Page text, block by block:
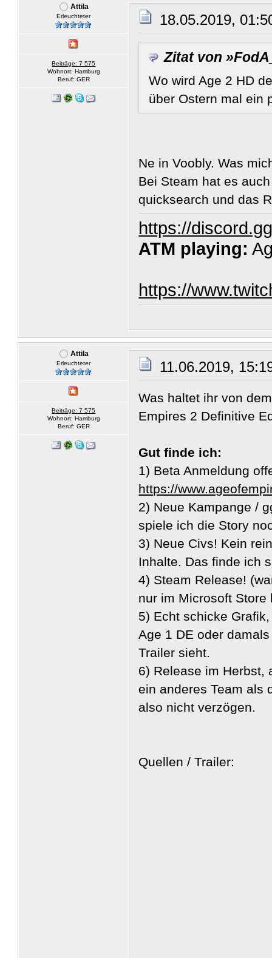
Attila
Erleuchteter
Beiträge: 7 575
Wohnort: Hamburg
Beruf: GER
18.05.2019,
Zitat von
Wo wird Age 2 HD
über Ostern mal ein
Ne in Voobly. Was
Bei Steam hat es
quicksearch und das
https://
ATM playing:
https://
Attila
Erleuchteter
Beiträge: 7 575
Wohnort: Hamburg
Beruf: GER
11.06.2019,
Was haltet ihr von
Empires 2 Definitive
Gut finde ich:
1) Beta Anmeldung
https://
2) Neue Kampange /
spiele ich die Story
3) Neue Civs! Kein
Inhalte. Das finde ich
4) Steam Release!
nur im Microsoft
5) Echt schicke
Age 1 DE oder
Trailer sieht.
6) Release im Herbst,
ein anderes Team als
also nicht verzögen.
Quellen / Trailer: